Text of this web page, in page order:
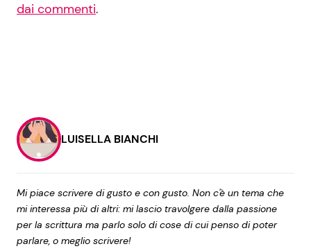
dai commenti.
LUISELLA BIANCHI
Mi piace scrivere di gusto e con gusto. Non c'è un tema che
mi interessa più di altri: mi lascio travolgere dalla passione
per la scrittura ma parlo solo di cose di cui penso di poter
parlare, o meglio scrivere!